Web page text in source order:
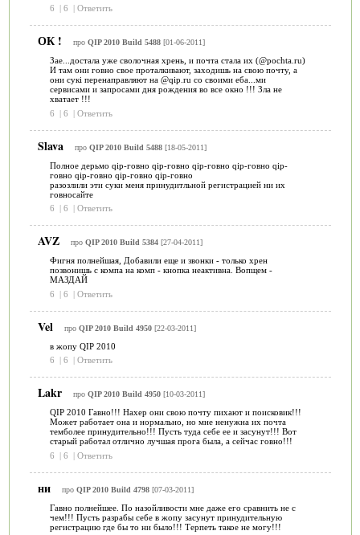
6
| 6 | Ответить
ОК ! про QIP 2010 Build 5488[01-06-2011]
Зае...достала уже сволочная хрень, и почта стала их (@pochta.ru)
И там они говно свое проталкивают, заходишь на свою почту, а
они cyкi перенаправляют на @qip.ru со своими еба...ми
сервисами и запросами дня рождения во все окно !!! Зла не
хватает !!!
6
| 6 | Ответить
Slava про QIP 2010 Build 5488[18-05-2011]
Полное дерьмо qip-говно qip-говно qip-говно qip-говно qip-
говно qip-говно qip-говно qip-говно
разозлили эти суки меня принудитльной регистрацией ни их
говносайте
6
| 6 | Ответить
AVZ про QIP 2010 Build 5384[27-04-2011]
Фигня полнейшая, Добавили еще и звонки - только хрен
позвонишь с компа на комп - кнопка неактивна. Вопщем -
МАЗДАЙ
6
| 6 | Ответить
Vel про QIP 2010 Build 4950[22-03-2011]
в жопу QIP 2010
6
| 6 | Ответить
Lakr про QIP 2010 Build 4950[10-03-2011]
QIP 2010 Гавно!!! Нахер они свою почту пихают и поисковик!!!
Может работает она и нормально, но мне ненужна их почта
темболее принудительно!!! Пусть туда себе ее и засунут!!! Вот
старый работал отлично лучшая прога была, а сейчас говно!!!
6
| 6 | Ответить
ни про QIP 2010 Build 4798[07-03-2011]
Гавно полнейшее. По назойливости мне даже его сравнить не с
чем!!! Пусть разрабы себе в жопу засунут принудительную
регистрацию где бы то ни было!!! Терпеть такое не могу!!!